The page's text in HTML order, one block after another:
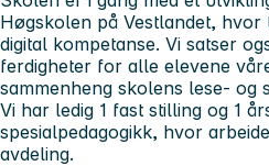
Høgskolen på Vestlandet,
digital kompetanse. Vi satser
ferdigheter for alle elevene
sammenheng skolens lese- og
Vi har ledig 1 fast stilling og 1
spesialpedagogikk, hvor
avdeling.